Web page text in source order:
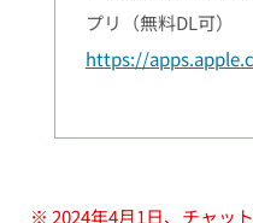
プリ（無料DL可）
https://
※ 2024年4月1日、チャッ